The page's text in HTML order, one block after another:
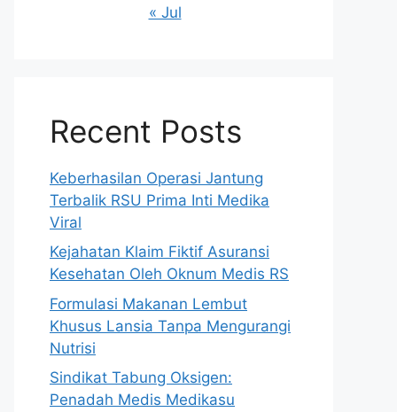
« Jul
Recent Posts
Keberhasilan Operasi Jantung
Terbalik RSU Prima Inti Medika
Viral
Kejahatan Klaim Fiktif Asuransi
Kesehatan Oleh Oknum Medis RS
Formulasi Makanan Lembut
Khusus Lansia Tanpa Mengurangi
Nutrisi
Sindikat Tabung Oksigen:
Penadah Medis Medikasu